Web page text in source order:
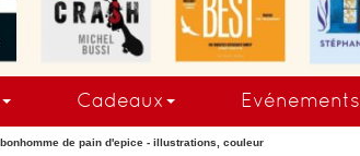
Cadeaux Evénements
de pain d'epice - illustrations, couleur